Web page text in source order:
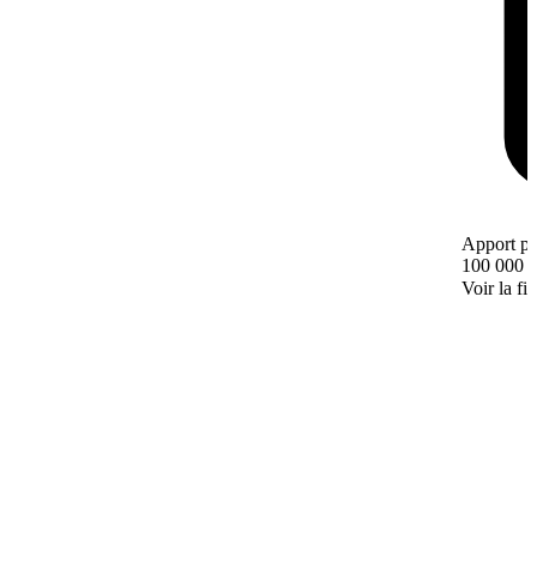
Apport
100 000 €
Voir la